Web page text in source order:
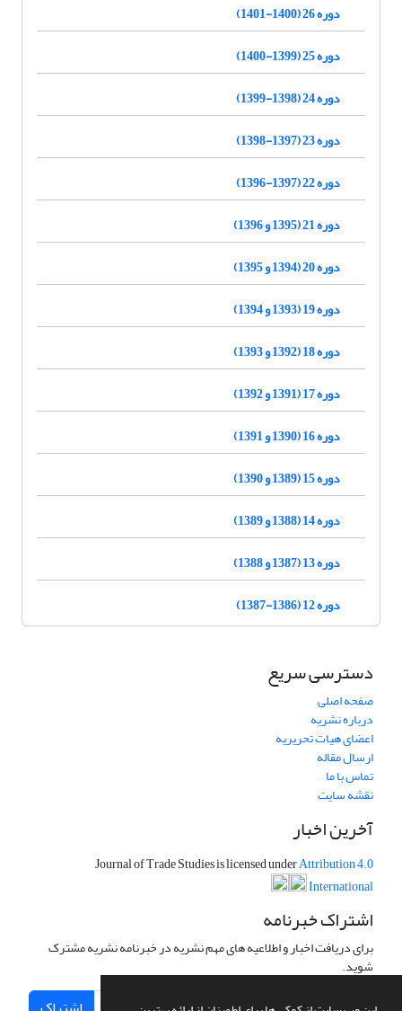
دوره 26 (1400-1401)
دوره 25 (1399-1400)
دوره 24 (1398-1399)
دوره 23 (1397-1398)
دوره 22 (1397-1396)
دوره 21 (1395 و 1396)
دوره 20 (1394 و 1395)
دوره 19 (1393 و 1394)
دوره 18 (1392 و 1393)
دوره 17 (1391 و 1392)
دوره 16 (1390 و 1391)
دوره 15 (1389 و 1390)
دوره 14 (1388 و 1389)
دوره 13 (1387 و 1388)
دوره 12 (1386-1387)
دسترسی سریع
صفحه اصلی
درباره نشریه
اعضای هیات تحریریه
ارسال مقاله
تماس با ما
نقشه سایت
آخرین اخبار
Journal of Trade Studies is licensed underAttribution 4.0
International
اشتراک خبرنامه
برای دریافت اخبار و اطلاعیه های مهم نشریه در خبرنامه نشریه مشترک
شوید.